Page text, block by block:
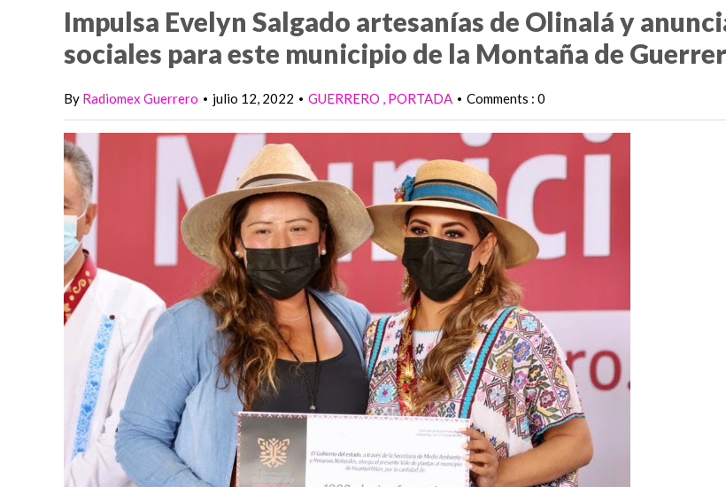
Impulsa Evelyn Salgado artesanías de Olinalá y
sociales para este municipio de la Montaña de
By Radiomex Guerrero • julio 12, 2022 • GUERRERO PORTADA • Comments : 0